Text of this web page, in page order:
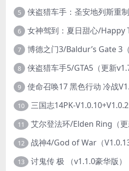
5
6
7
8
9
10
11 艾尔登法环/Elden Ring（更
12
13 讨鬼传 极 （v1.1.0豪华版）